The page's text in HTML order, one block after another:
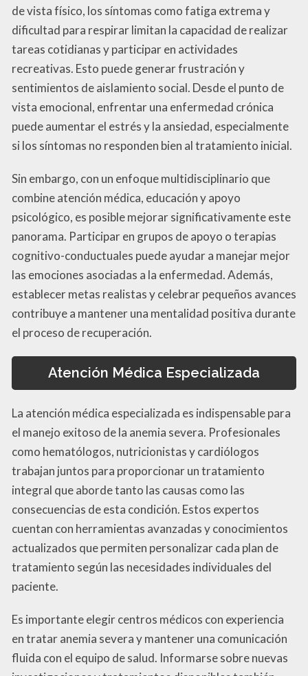
de vista físico, los síntomas como fatiga extrema y
dificultad para respirar limitan la capacidad de realizar
tareas cotidianas y participar en actividades
recreativas. Esto puede generar frustración y
sentimientos de aislamiento social. Desde el punto de
vista emocional, enfrentar una enfermedad crónica
puede aumentar el estrés y la ansiedad, especialmente
si los síntomas no responden bien al tratamiento inicial.
Sin embargo, con un enfoque multidisciplinario que
combine atención médica, educación y apoyo
psicológico, es posible mejorar significativamente este
panorama. Participar en grupos de apoyo o terapias
cognitivo-conductuales puede ayudar a manejar mejor
las emociones asociadas a la enfermedad. Además,
establecer metas realistas y celebrar pequeños avances
contribuye a mantener una mentalidad positiva durante
el proceso de recuperación.
Atención Médica Especializada
La atención médica especializada es indispensable para
el manejo exitoso de la anemia severa. Profesionales
como hematólogos, nutricionistas y cardiólogos
trabajan juntos para proporcionar un tratamiento
integral que aborde tanto las causas como las
consecuencias de esta condición. Estos expertos
cuentan con herramientas avanzadas y conocimientos
actualizados que permiten personalizar cada plan de
tratamiento según las necesidades individuales del
paciente.
Es importante elegir centros médicos con experiencia
en tratar anemia severa y mantener una comunicación
fluida con el equipo de salud. Informarse sobre nuevas